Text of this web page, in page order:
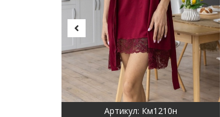
Артикул: Км1210н